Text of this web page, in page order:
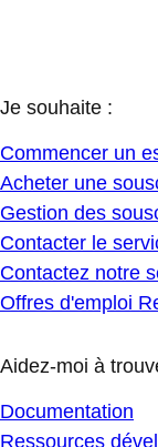
Je souhaite :
Commencer un
Acheter une
Gestion des
Contacter le
Contactez notre
Offres d'emploi
Aidez-moi à
Documentation
Ressources